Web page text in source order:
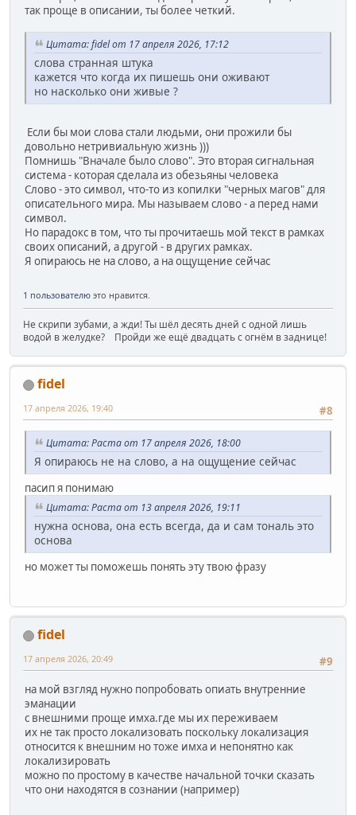
так проще в описании, ты более четкий.
Цитата: fidel от 17 апреля 2026, 17:12
слова странная штука
кажется что когда их пишешь они оживают
но насколько они живые ?
Если бы мои слова стали людьми, они прожили бы
довольно нетривиальную жизнь )))
Помнишь "Вначале было слово". Это вторая сигнальная
система - которая сделала из обезьяны человека
Слово - это символ, что-то из копилки "черных магов" для
описательного мира. Мы называем слово - а перед нами
символ.
Но парадокс в том, что ты прочитаешь мой текст в рамках
своих описаний, а другой - в других рамках.
Я опираюсь не на слово, а на ощущение сейчас
1 пользователю это нравится.
Не скрипи зубами, а жди! Ты шёл десять дней с одной лишь
водой в желудке? Пройди же ещё двадцать с огнём в заднице!
fidel
#8
17 апреля 2026, 19:40
Цитата: Раста от 17 апреля 2026, 18:00
Я опираюсь не на слово, а на ощущение сейчас
пасип я понимаю
Цитата: Раста от 13 апреля 2026, 19:11
нужна основа, она есть всегда, да и сам тональ это
основа
но может ты поможешь понять эту твою фразу
fidel
#9
17 апреля 2026, 20:49
на мой взгляд нужно попробовать опиать внутренние
эманации
с внешними проще имха.где мы их переживаем
их не так просто локализовать поскольку локализация
относится к внешним но тоже имха и непонятно как
локализировать
можно по простому в качестве начальной точки сказать
что они находятся в сознании (например)